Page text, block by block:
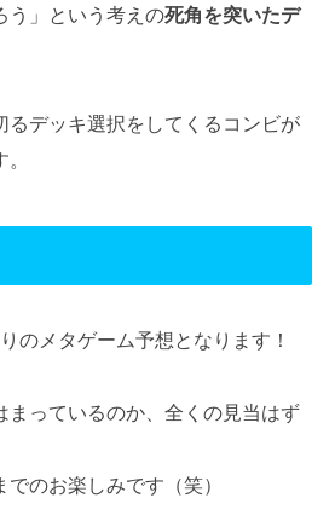
う」という考えの死角を突いたデ
るデッキ選択をしてくるコンビが
のメタゲーム予想となります！
まっているのか、全くの見当はず
のお楽しみです（笑）